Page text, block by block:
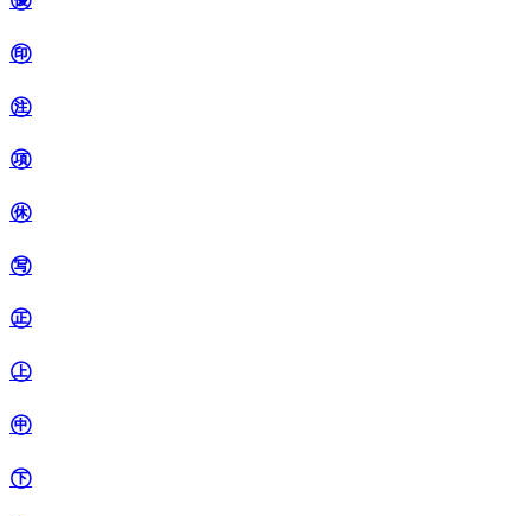
㊞
㊟
㊠
㊡
㊢
㊣
㊤
㊥
㊦